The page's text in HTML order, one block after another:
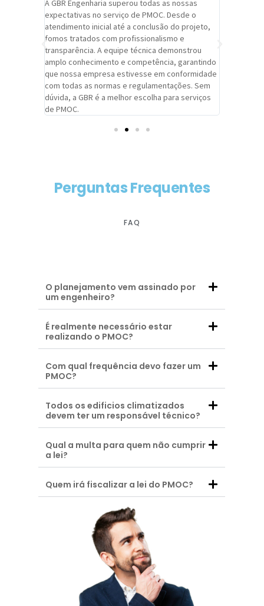
A GBR Engenharia superou todas as nossas
expectativas no serviço de PMOC. Desde o
atendimento inicial até a conclusão do projeto,
fomos tratados com profissionalismo e
transparência. A equipe técnica demonstrou
amplo conhecimento e competência, garantindo
que nossa empresa estivesse em conformidade
com todas as normas e regulamentações. Sem
dúvida, a GBR é a melhor escolha para serviços
de PMOC.
Perguntas Frequentes
FAQ
O planejamento vem assinado por
um engenheiro?
É realmente necessário estar
realizando o PMOC?
Com qual frequência devo fazer um
PMOC?
Todos os edificios climatizados
devem ter um responsável técnico?
Qual a multa para quem não cumprir
a lei?
Quem irá fiscalizar a lei do PMOC?